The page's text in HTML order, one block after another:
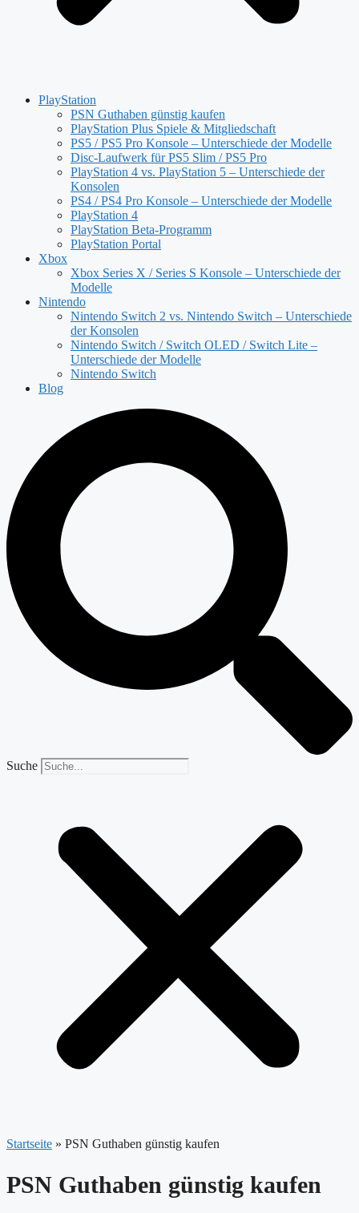
PlayStation
PSN Guthaben günstig kaufen
PlayStation Plus Spiele & Mitgliedschaft
PS5 / PS5 Pro Konsole – Unterschiede der Modelle
Disc-Laufwerk für PS5 Slim / PS5 Pro
PlayStation 4 vs. PlayStation 5 – Unterschiede der
Konsolen
PS4 / PS4 Pro Konsole – Unterschiede der Modelle
PlayStation 4
PlayStation Beta-Programm
PlayStation Portal
Xbox
Xbox Series X / Series S Konsole – Unterschiede der
Modelle
Nintendo
Nintendo Switch 2 vs. Nintendo Switch – Unterschiede
der Konsolen
Nintendo Switch / Switch OLED / Switch Lite –
Unterschiede der Modelle
Nintendo Switch
Blog
Suche
Startseite » PSN Guthaben günstig kaufen
PSN Guthaben günstig kaufen